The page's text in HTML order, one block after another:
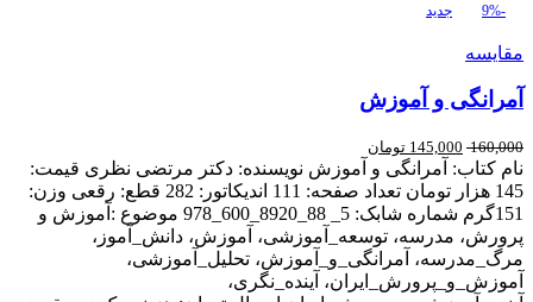
-9% جدید
مقایسه
آمرانگی و آموزش
160,000
145,000 تومان
نام کتاب: آمرانگی و آموزش نویسنده: دکتر مرتضی نظری قیمت:
145 هزار تومان تعداد صفحه: 111 اندیکاتور: 282 قطع: رقعی وزن:
151گرم شماره شابک: 5_ 88_8920_600_978 موضوع :آموزش و
پرورش، مدرسه، توسعه_آموزشی، آموزش، دانش_آموز،
مرگ_مدرسه، آمرانگی_و_آموزش، تحلیل_آموزشی،
آموزش_و_پرورش_ایران، آینده_نگری،